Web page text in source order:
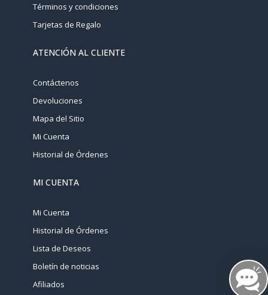
Términos y condiciones
Tarjetas de Regalo
ATENCIÓN AL CLIENTE
Contáctenos
Devoluciones
Mapa del Sitio
Mi Cuenta
Historial de Órdenes
MI CUENTA
Mi Cuenta
Historial de Órdenes
Lista de Deseos
Boletín de noticias
Afiliados